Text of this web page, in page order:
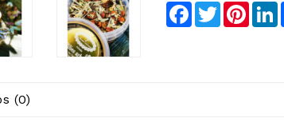
Facebook
Twitter
(0)